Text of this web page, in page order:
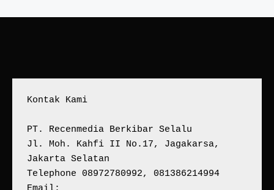
Kontak Kami
PT. Recenmedia Berkibar Selalu
Jl. Moh. Kahfi II No.17, Jagakarsa,
Jakarta Selatan
Telephone 08972780992, 081386214994